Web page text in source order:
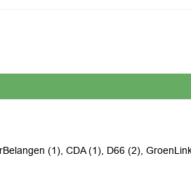
(1), CDA (1), D66 (2),